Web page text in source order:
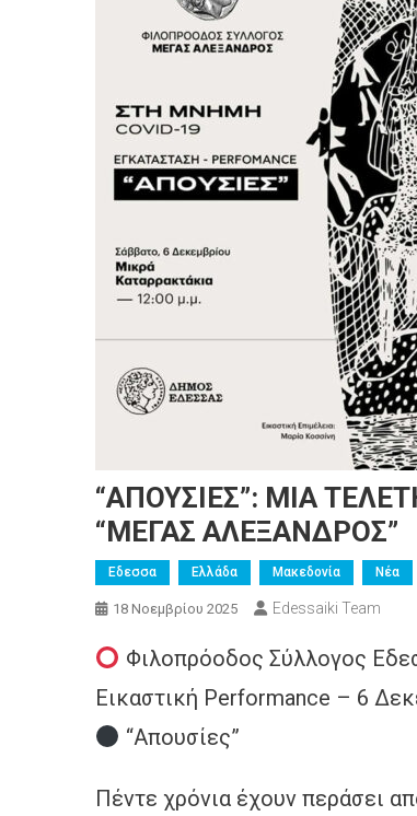
“ΑΠΟΥΣΙΕΣ”: ΜΙΑ
“ΜΕΓΑΣ ΑΛΕΞΑΝΔΡΟΣ”
Εδεσσα Ελλάδα Μακεδονία Νέα
18 Νοεμβρίου 2025 Edessaiki Team
Φιλοπρόοδος Σύλλογος
Εικαστική Performance – 6
“Απουσίες”
Πέντε χρόνια έχουν περάσει